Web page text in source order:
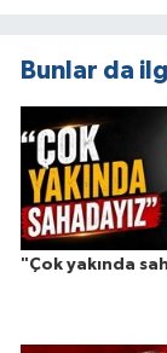
Bunlar da
"Çok yakında